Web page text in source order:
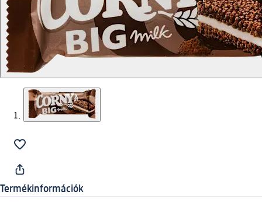
Termékinformációk